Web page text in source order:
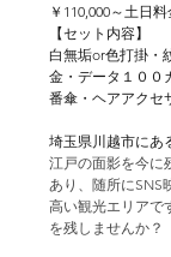
￥110,000～土日
【セット内容】
白無垢or色打掛・
金・データ１００
番傘・ヘアアクセ
埼玉県川越市にあ
江戸の面影を今に
あり、随所にSNS
高い観光エリアで
を残しませんか？